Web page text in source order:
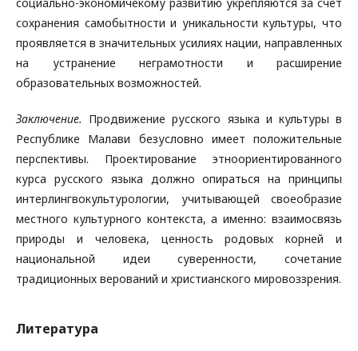
сохранения самобытности и уникальности культуры, что
проявляется в значительных усилиях нации, направленных
на устранение неграмотности и расширение
образовательных возможностей.
Заключение. Продвижение русского языка и культуры в
Республике Малави безусловно имеет положительные
перспективы. Проектирование этноориентированного
курса русского языка должно опираться на принципы
интерлингвокультурологии, учитывающей своеобразие
местного культурного контекста, а именно: взаимосвязь
природы и человека, ценность родовых корней и
национальной идеи суверенности, сочетание
традиционных верований и христианского мировоззрения.
Литература